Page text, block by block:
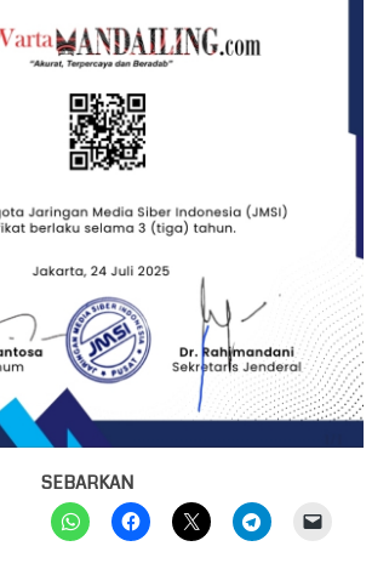
SEBARKAN